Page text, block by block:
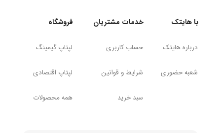
با هایتک خدمات مشتریان فروشگاه
درباره هایتک حساب کاربری لپتاپ گیمینگ
شعبه حضوری شرایط و قوانین لپتاپ اقتصادی
سبد خرید همه محصولات